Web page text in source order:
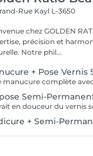
Rue Kayl L-3650
chez GOLDEN RATIO BEAUTY INSTITUTE Un
précision et
naturelle. Notre phil...
+ Pose
Semi-
+ Semi-